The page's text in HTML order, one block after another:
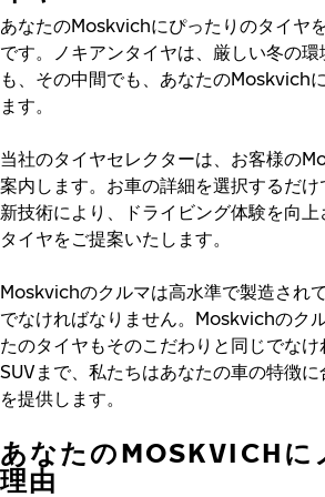
あなたのMoskvichにぴったりのタイヤ
です。ノキアンタイヤは、厳しい冬の
も、その中間でも、あなたのMoskvich
ます。
当社のタイヤセレクターは、お客様の
案内します。お車の詳細を選択するだ
新技術により、ドライビング体験を向
タイヤをご提案いたします。
Moskvichのクルマは高水準で製造され
でなければなりません。Moskvichのク
たのタイヤもそのこだわりと同じでな
SUVまで、私たちはあなたの車の特徴
を提供します。
あなたのMOSKVICH
理由